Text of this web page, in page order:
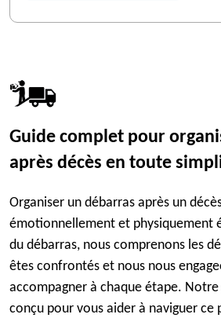
Guide complet pour
après décès en toute
Organiser un débarras après un
émotionnellement et physiquement
du débarras, nous comprenons les
êtes confrontés et nous nous
accompagner à chaque étape.
conçu pour vous aider à naviguer ce